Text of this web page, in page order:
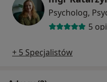
Psycholog,
5
+ 5 Specjalistów